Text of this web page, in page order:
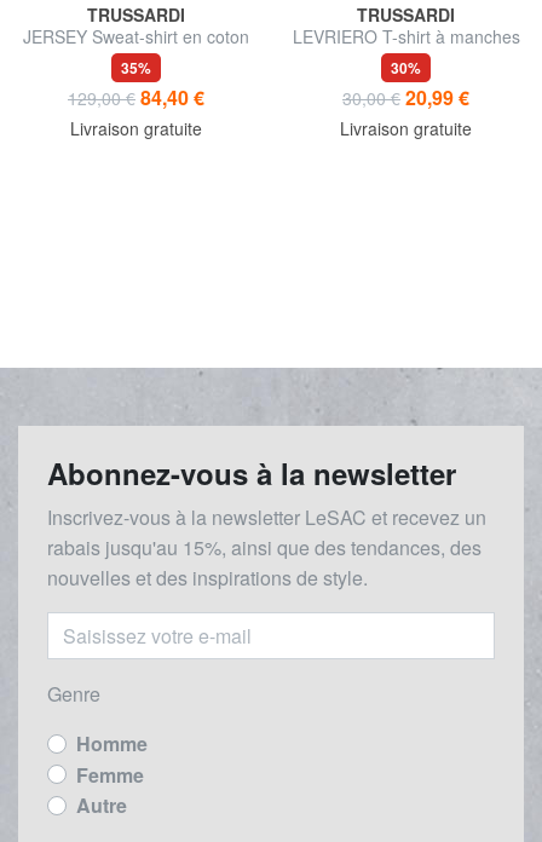
TRUSSARDI
JERSEY Sweat-shirt en coton
35%
129,00 € 84,40 €
Livraison gratuite
TRUSSARDI
LEVRIERO T-shirt à manches
courtes
30%
30,00 € 20,99 €
Livraison gratuite
Abonnez-vous à la newsletter
Inscrivez-vous à la newsletter LeSAC et recevez un
rabais jusqu'au 15%, ainsi que des tendances, des
nouvelles et des inspirations de style.
Genre
Homme
Femme
Autre